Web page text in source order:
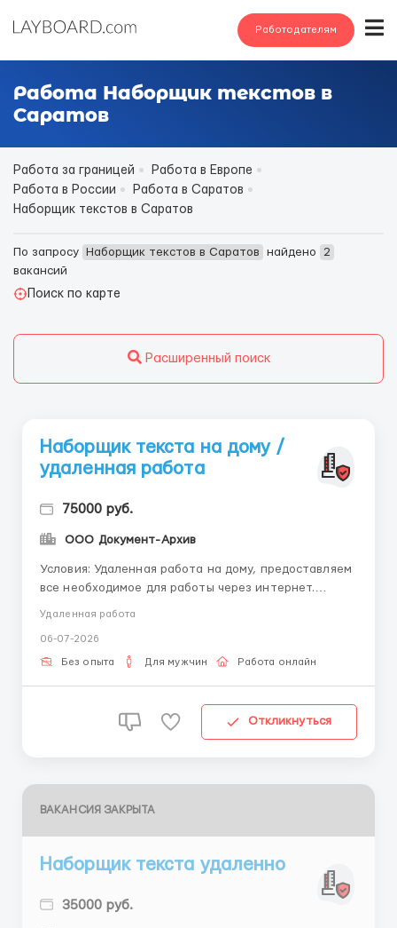
Работодателям
Работа Наборщик текстов в
Саратов
Работа за границей
Работа в Европе
Работа в России
Работа в Саратов
Наборщик текстов в Саратов
По запросу Наборщик текстов в Саратов найдено
2
вакансий
Поиск по карте
Расширенный поиск
Наборщик текста на дому /
удаленная работа
75000 руб.
ООО Документ-Архив
Условия: Удаленная работа на дому, предоставляем
все необходимое для работы через интернет.
Работаете в удобное для вас время. Обязанности
выполняется в любое удобное для вас время.
Доставка материалов по почте. Подробности
Удаленная работа
06-07-2026
Без опыта Для мужчин Работа онлайн
Откликнуться
ВАКАНСИЯ ЗАКРЫТА
Наборщик текста удаленно
35000 руб.